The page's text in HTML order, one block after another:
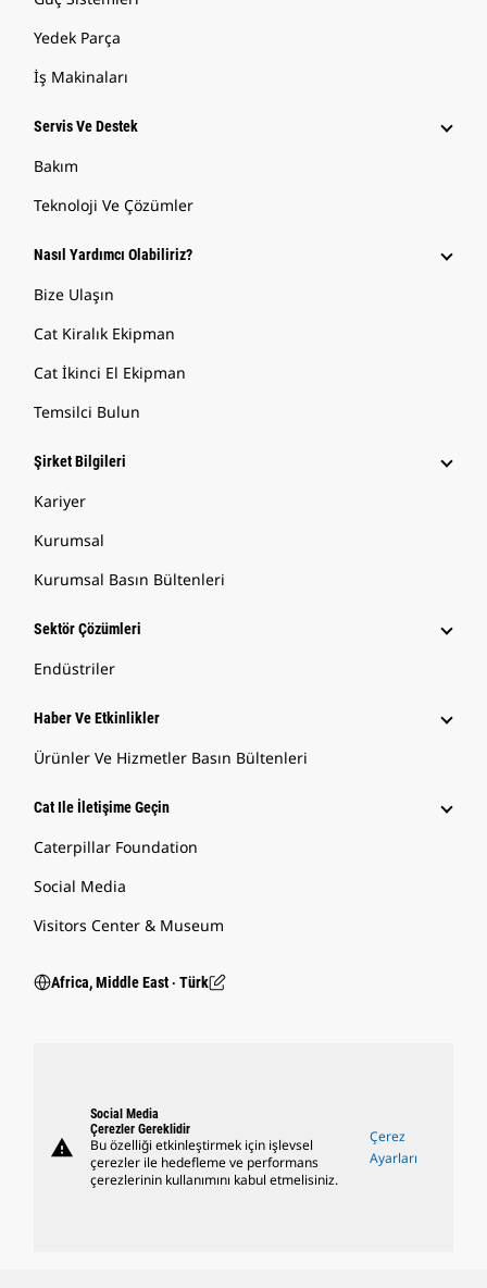
Yedek Parça
İş Makinaları
Servis Ve Destek
Bakım
Teknoloji Ve Çözümler
Nasıl Yardımcı Olabiliriz?
Bize Ulaşın
Cat Kiralık Ekipman
Cat İkinci El Ekipman
Temsilci Bulun
Şirket Bilgileri
Kariyer
Kurumsal
Kurumsal Basın Bültenleri
Sektör Çözümleri
Endüstriler
Haber Ve Etkinlikler
Ürünler Ve Hizmetler Basın Bültenleri
Cat Ile İletişime Geçin
Caterpillar Foundation
Social Media
Visitors Center & Museum
Africa, Middle East ‧ Türk
warning
Social Media
Çerezler Gereklidir
Bu özelliği etkinleştirmek için işlevsel
çerezler ile hedefleme ve performans
çerezlerinin kullanımını kabul etmelisiniz.
Çerez
Ayarları